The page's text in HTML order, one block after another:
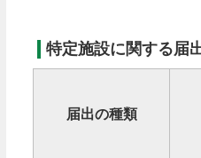
特定施設に関する届
届出の種類